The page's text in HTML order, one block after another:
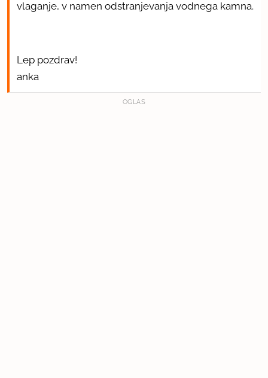
vlaganje, v namen odstranjevanja vodnega kamna.
Lep pozdrav!
anka
OGLAS